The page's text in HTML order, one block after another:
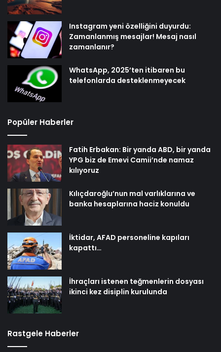
Instagram yeni özelliğini duyurdu:
Zamanlanmış mesajlar! Mesaj nasıl
zamanlanır?
WhatsApp, 2025’ten itibaren bu
telefonlarda desteklenmeyecek
Popüler Haberler
Fatih Erbakan: Bir yanda ABD, bir yanda
YPG biz de Emevi Camii’nde namaz
kılıyoruz
Kılıçdaroğlu’nun mal varlıklarına ve
banka hesaplarına haciz konuldu
İktidar, AFAD personeline kapıları
kapattı…
İhraçları istenen teğmenlerin dosyası
ikinci kez disiplin kurulunda
Rastgele Haberler